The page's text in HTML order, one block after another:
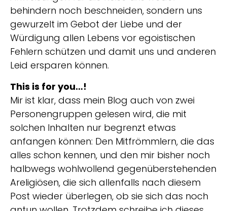
behindern noch beschneiden, sondern uns
gewurzelt im Gebot der Liebe und der
Würdigung allen Lebens vor egoistischen
Fehlern schützen und damit uns und anderen
Leid ersparen können.
This is for you…!
Mir ist klar, dass mein Blog auch von zwei
Personengruppen gelesen wird, die mit
solchen Inhalten nur begrenzt etwas
anfangen können: Den Mitfrömmlern, die das
alles schon kennen, und den mir bisher noch
halbwegs wohlwollend gegenüberstehenden
Areligiösen, die sich allenfalls nach diesem
Post wieder überlegen, ob sie sich das noch